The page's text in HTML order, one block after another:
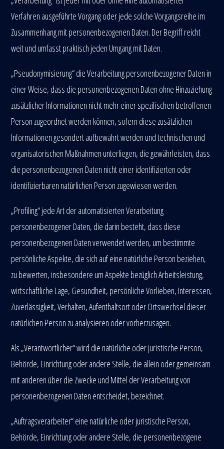
Verfahren ausgeführte Vorgang oder jede solche Vorgangsreihe im
Zusammenhang mit personenbezogenen Daten. Der Begriff reicht
weit und umfasst praktisch jeden Umgang mit Daten.
„Pseudonymisierung“ die Verarbeitung personenbezogener Daten in
einer Weise, dass die personenbezogenen Daten ohne Hinzuziehung
zusätzlicher Informationen nicht mehr einer spezifischen betroffenen
Person zugeordnet werden können, sofern diese zusätzlichen
Informationen gesondert aufbewahrt werden und technischen und
organisatorischen Maßnahmen unterliegen, die gewährleisten, dass
die personenbezogenen Daten nicht einer identifizierten oder
identifizierbaren natürlichen Person zugewiesen werden.
„Profiling“ jede Art der automatisierten Verarbeitung
personenbezogener Daten, die darin besteht, dass diese
personenbezogenen Daten verwendet werden, um bestimmte
persönliche Aspekte, die sich auf eine natürliche Person beziehen,
zu bewerten, insbesondere um Aspekte bezüglich Arbeitsleistung,
wirtschaftliche Lage, Gesundheit, persönliche Vorlieben, Interessen,
Zuverlässigkeit, Verhalten, Aufenthaltsort oder Ortswechsel dieser
natürlichen Person zu analysieren oder vorherzusagen.
Als „Verantwortlicher“ wird die natürliche oder juristische Person,
Behörde, Einrichtung oder andere Stelle, die allein oder gemeinsam
mit anderen über die Zwecke und Mittel der Verarbeitung von
personenbezogenen Daten entscheidet, bezeichnet.
„Auftragsverarbeiter“ eine natürliche oder juristische Person,
Behörde, Einrichtung oder andere Stelle, die personenbezogene